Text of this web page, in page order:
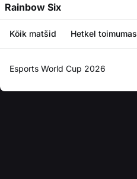
Rainbow Six
Kõik matšid Hetkel toimumas
Esports World Cup 2026